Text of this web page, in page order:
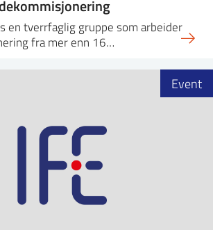
en tverrfaglig gruppe som arbeider
fra mer enn 16…
Event